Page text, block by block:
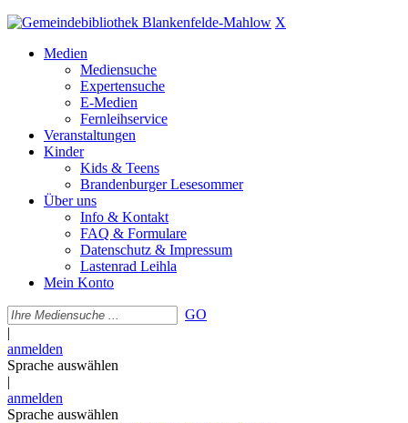
X
Medien
Mediensuche
Expertensuche
E-Medien
Fernleihservice
Veranstaltungen
Kinder
Kids & Teens
Brandenburger Lesesommer
Über uns
Info & Kontakt
FAQ & Formulare
Datenschutz & Impressum
Lastenrad Leihla
Mein Konto
GO
|
anmelden
Sprache auswählen
|
anmelden
Sprache auswählen